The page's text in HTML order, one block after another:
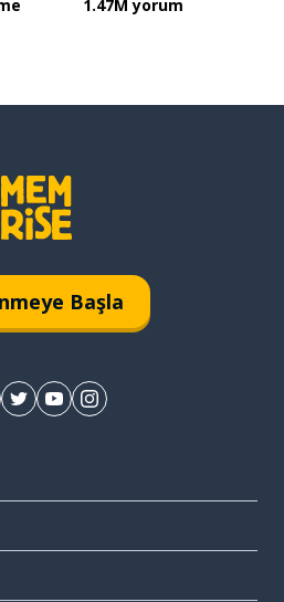
1.47M yorum
Başla